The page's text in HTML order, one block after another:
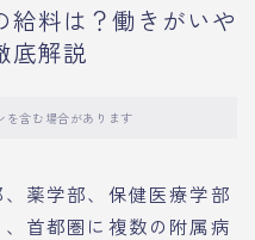
給料は？働きがいや
底解説
を含む場合があります
薬学部、保健医療学部
首都圏に複数の附属病